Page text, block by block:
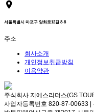
서울특별시 마포구 양화로12길 8-8
주소
회사소개
개인정보취급방침
이용약관
주식회사 지에스리더스(GS
사업자등록번호 820-87-00633 |